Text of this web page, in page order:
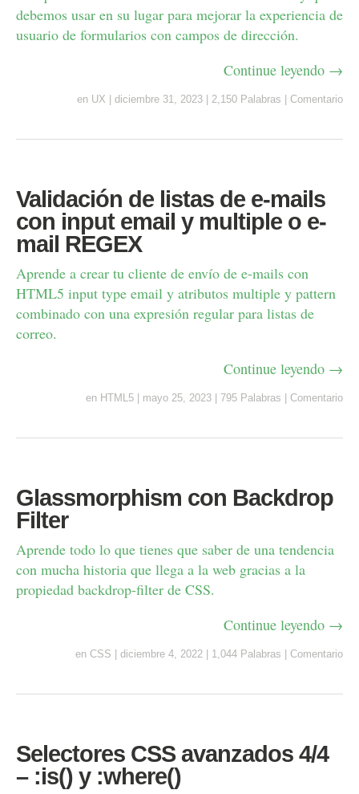
debemos usar en su lugar para mejorar la experiencia de
usuario de formularios con campos de dirección.
Continue leyendo →
en UX diciembre 31, 2023 2,150 Palabras Comentario
Validación de listas de e-mails
con input email y multiple o e-
mail REGEX
Aprende a crear tu cliente de envío de e-mails con
HTML5 input type email y atributos multiple y pattern
combinado con una expresión regular para listas de
correo.
Continue leyendo →
en HTML5 mayo 25, 2023 795 Palabras Comentario
Glassmorphism con Backdrop
Filter
Aprende todo lo que tienes que saber de una tendencia
con mucha historia que llega a la web gracias a la
propiedad backdrop-filter de CSS.
Continue leyendo →
en CSS diciembre 4, 2022 1,044 Palabras Comentario
Selectores CSS avanzados 4/4
– :is() y :where()